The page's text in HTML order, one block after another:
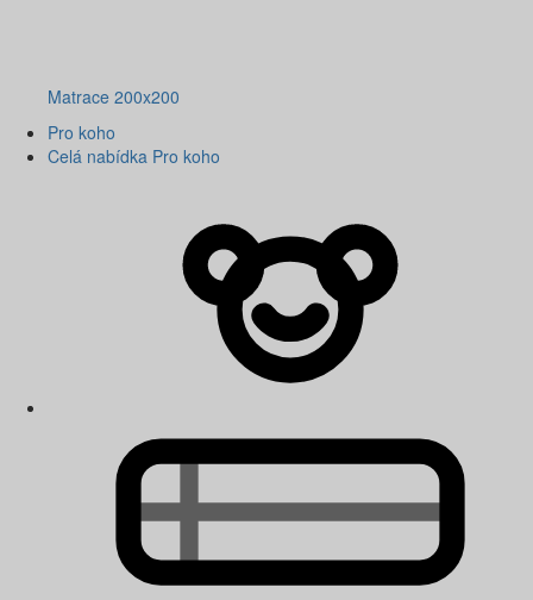
Matrace 200x200
Pro koho
Celá nabídka Pro koho